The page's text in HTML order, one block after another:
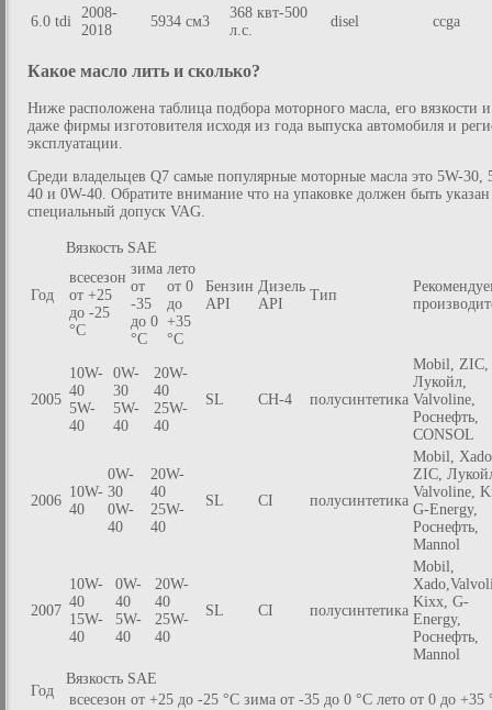
6.0 tdi
2008-
2018
5934 см3
368 квт-500
л.с.
disel ccga
Какое масло лить и сколько?
Ниже расположена таблица подбора моторного масла, его вязкости и
даже фирмы изготовителя исходя из года выпуска автомобиля и
эксплуатации.
Среди владельцев Q7 самые популярные моторные масла это 5W-30,
40 и 0W-40. Обратите внимание что на упаковке должен быть указан
специальный допуск VAG.
Год
Вязкость SAE
всесезон
от +25
до -25
°C
зима
от
-35
до 0
°C
лето
от 0
до
+35
°C
Бензин
API
Дизель
API
Тип
2005
10W-
40
5W-
40
0W-
30
5W-
40
20W-
40
25W-
40
SL CH-4 полусинтетика
Mobil, ZIC,
Лукойл,
Valvoline,
Роснефть,
CONSOL
2006
10W-
40
0W-
30
0W-
40
20W-
40
25W-
40
SL CI полусинтетика
Mobil,
ZIC,
Valvoline,
G-Energy,
Роснефть,
Mannol
2007
10W-
40
15W-
40
0W-
40
5W-
40
20W-
40
25W-
40
SL CI полусинтетика
Mobil,
Kixx, G-
Energy,
Роснефть,
Mannol
Год
Вязкость SAE
всесезон от +25 до -25 °C зима от -35 до 0 °C лето от 0 до +35